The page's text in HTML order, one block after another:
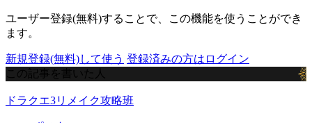
ユーザー登録(無料)することで、この機能を使うことができ
ます。
新規登録(無料)して使う 登録済みの方はログイン
この記事を書いた人
ドラクエ3リメイク攻略班